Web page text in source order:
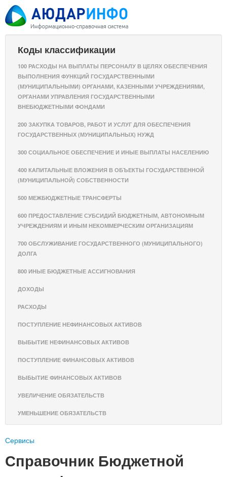
Коды классификации
100 РАСХОДЫ НА ВЫПЛАТЫ ПЕРСОНАЛУ В ЦЕЛЯХ ОБЕСПЕЧЕНИЯ
ВЫПОЛНЕНИЯ ФУНКЦИЙ ГОСУДАРСТВЕННЫМИ
(МУНИЦИПАЛЬНЫМИ) ОРГАНАМИ, КАЗЕННЫМИ УЧРЕЖДЕНИЯМИ,
ОРГАНАМИ УПРАВЛЕНИЯ ГОСУДАРСТВЕННЫМИ
ВНЕБЮДЖЕТНЫМИ ФОНДАМИ
200 ЗАКУПКА ТОВАРОВ, РАБОТ И УСЛУГ ДЛЯ ОБЕСПЕЧЕНИЯ
ГОСУДАРСТВЕННЫХ (МУНИЦИПАЛЬНЫХ) НУЖД
300 СОЦИАЛЬНОЕ ОБЕСПЕЧЕНИЕ И ИНЫЕ ВЫПЛАТЫ НАСЕЛЕНИЮ
400 КАПИТАЛЬНЫЕ ВЛОЖЕНИЯ В ОБЪЕКТЫ ГОСУДАРСТВЕННОЙ
(МУНИЦИПАЛЬНОЙ) СОБСТВЕННОСТИ
500 МЕЖБЮДЖЕТНЫЕ ТРАНСФЕРТЫ
600 ПРЕДОСТАВЛЕНИЕ СУБСИДИЙ БЮДЖЕТНЫМ, АВТОНОМНЫМ
УЧРЕЖДЕНИЯМ И ИНЫМ НЕКОММЕРЧЕСКИМ ОРГАНИЗАЦИЯМ
700 ОБСЛУЖИВАНИЕ ГОСУДАРСТВЕННОГО (МУНИЦИПАЛЬНОГО)
ДОЛГА
800 ИНЫЕ БЮДЖЕТНЫЕ АССИГНОВАНИЯ
ДОХОДЫ
РАСХОДЫ
ПОСТУПЛЕНИЕ НЕФИНАНСОВЫХ АКТИВОВ
ВЫБЫТИЕ НЕФИНАНСОВЫХ АКТИВОВ
ПОСТУПЛЕНИЕ ФИНАНСОВЫХ АКТИВОВ
ВЫБЫТИЕ ФИНАНСОВЫХ АКТИВОВ
УВЕЛИЧЕНИЕ ОБЯЗАТЕЛЬСТВ
УМЕНЬШЕНИЕ ОБЯЗАТЕЛЬСТВ
Сервисы
Справочник Бюджетной